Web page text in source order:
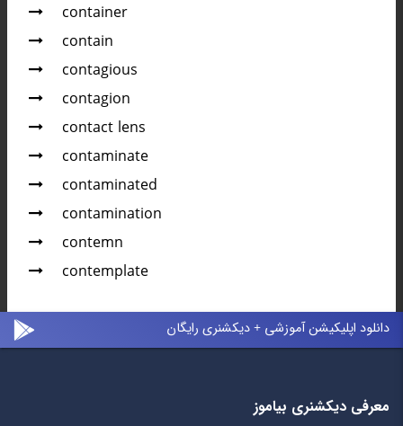
container
contain
contagious
contagion
contact lens
contaminate
contaminated
contamination
contemn
contemplate
دانلود اپلیکیشن آموزشی + دیکشنری رایگان
معرفی دیکشنری بیاموز